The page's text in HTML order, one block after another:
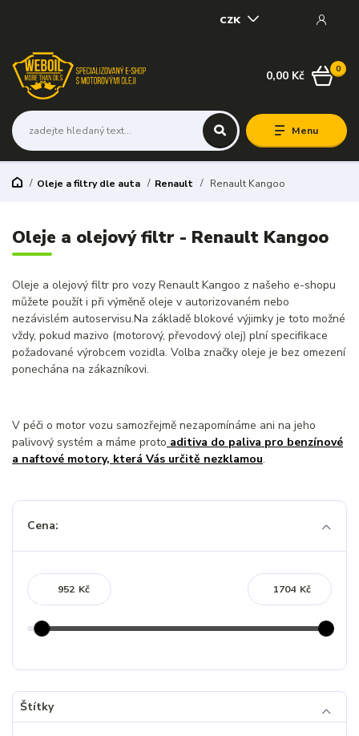
Menu
CZK
0
0,00 Kč
Oleje a filtry dle auta Renault Renault Kangoo
Oleje a olejový filtr - Renault Kangoo
Oleje a olejový filtr pro vozy Renault Kangoo z našeho e-shopu
můžete použít i při výměně oleje v autorizovaném nebo
nezávislém autoservisu.Na základě blokové výjimky je toto možné
vždy, pokud mazivo (motorový, převodový olej) plní specifikace
požadované výrobcem vozidla. Volba značky oleje je bez omezení
ponechána na zákazníkovi.
V péči o motor vozu samozřejmě nezapomínáme ani na jeho
palivový systém a máme proto aditiva do paliva pro benzínové
a naftové motory, která Vás určitě nezklamou.
Cena:
Kč Kč
Štítky